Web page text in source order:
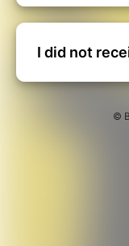
I did not
©